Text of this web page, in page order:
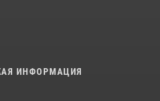
ИНФОРМАЦИЯ